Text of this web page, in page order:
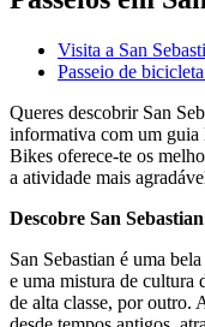
Visita a San
Passeio de
Queres descobrir San
informativa com um guia
Bikes oferece-te os
a atividade mais
Descobre San
San Sebastian é uma
e uma mistura de cultura
de alta classe, por outro.